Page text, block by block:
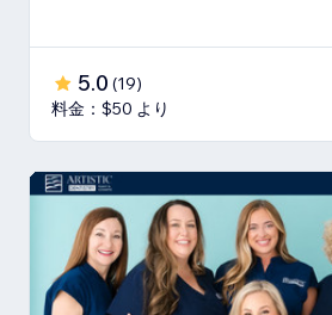
5.0 (19)
料金：$50 より